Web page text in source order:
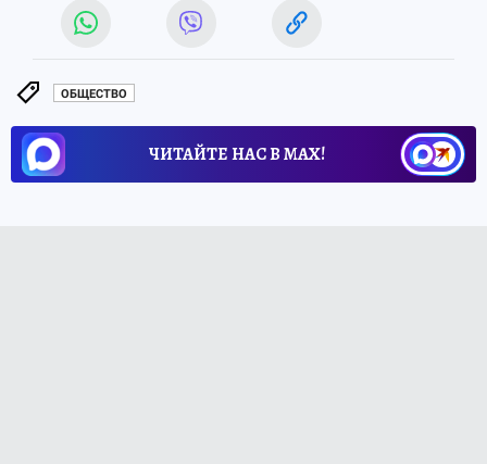
ОБЩЕСТВО
ЧИТАЙТЕ НАС В МАХ!